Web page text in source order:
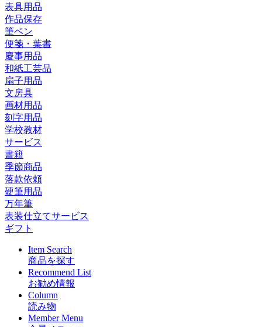
表具用品
作品保存
筆ペン
便箋・葉書
慶事用品
和紙工芸品
扇子用品
文房具
画材用品
刻字用品
学校教材
サービス
書籍
季節商品
落款依頼
硬筆用品
万年筆
表装仕立てサービス
ギフト
Item Search
商品を探す
Recommend List
お勧め情報
Column
読み物
Member Menu